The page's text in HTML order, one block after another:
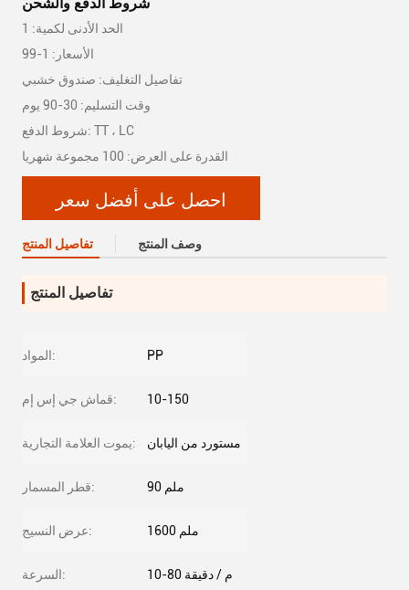
الحد الأدنى لكمية: 1
الأسعار: 1-99
تفاصيل التغليف: صندوق خشبي
وقت التسليم: 30-90 يوم
شروط الدفع: TT ، LC
القدرة على العرض: 100 مجموعة شهريا
احصل على أفضل سعر
تفاصيل المنتج وصف المنتج
تفاصيل المنتج
المواد: PP
قماش جي إس إم: 10-150
يموت العلامة التجارية: مستورد من اليابان
قطر المسمار: 90 ملم
عرض النسيج: 1600 ملم
السرعة: 10-80 م / دقيقة